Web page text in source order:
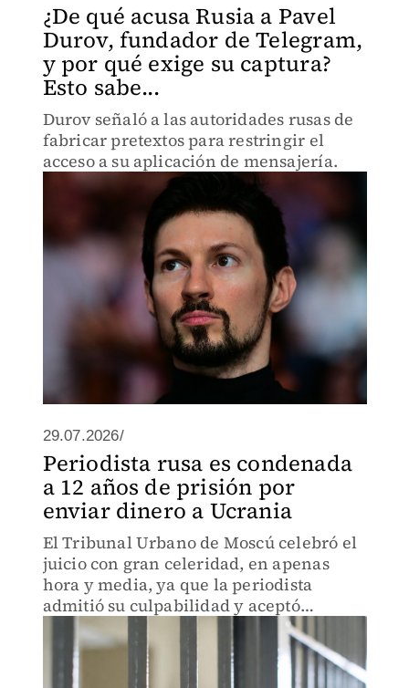
¿De qué acusa Rusia a Pavel
Durov, fundador de Telegram,
y por qué exige su captura?
Esto sabe...
Durov señaló a las autoridades rusas de
fabricar pretextos para restringir el
acceso a su aplicación de mensajería.
29.07.2026/
Periodista rusa es condenada
a 12 años de prisión por
enviar dinero a Ucrania
El Tribunal Urbano de Moscú celebró el
juicio con gran celeridad, en apenas
hora y media, ya que la periodista
admitió su culpabilidad y aceptó
colaborar con las autoridades.